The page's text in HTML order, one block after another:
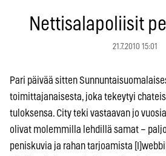
Nettisalapoliisit
21.7.2010 15:01
Pari päivää sitten
toimittajanaisesta, joka tekeytyi
tuloksensa. City teki vastaavan jo
olivat molemmilla lehdillä samat –
peniskuvia ja rahan tarjoamista